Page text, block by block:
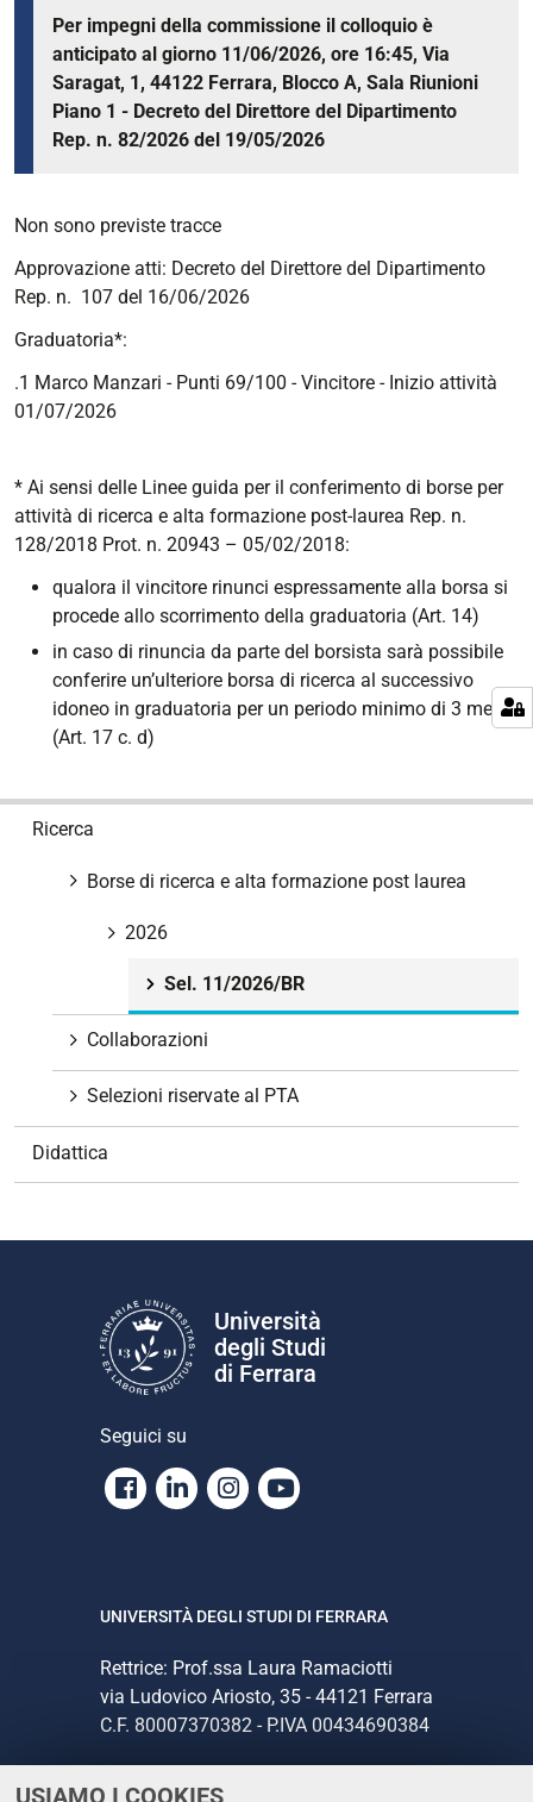
USIAMO I COOKIES
Per impegni della commissione il colloquio è
anticipato al giorno 11/06/2026, ore 16:45, Via
Saragat, 1, 44122 Ferrara, Blocco A, Sala Riunioni
Piano 1 - Decreto del Direttore del Dipartimento
Rep. n. 82/2026 del 19/05/2026
Non sono previste tracce
Approvazione atti: Decreto del Direttore del Dipartimento
Rep. n. 107 del 16/06/2026
Graduatoria*:
.1 Marco Manzari - Punti 69/100 - Vincitore - Inizio attività
01/07/2026
* Ai sensi delle Linee guida per il conferimento di borse per
attività di ricerca e alta formazione post-laurea Rep. n.
128/2018 Prot. n. 20943 – 05/02/2018:
qualora il vincitore rinunci espressamente alla borsa si
procede allo scorrimento della graduatoria (Art. 14)
in caso di rinuncia da parte del borsista sarà possibile
conferire un’ulteriore borsa di ricerca al successivo
idoneo in graduatoria per un periodo minimo di 3 mesi
(Art. 17 c. d)
Ricerca
Borse di ricerca e alta formazione post laurea
2026
Sel. 11/2026/BR
Collaborazioni
Selezioni riservate al PTA
Didattica
Università
degli Studi
di Ferrara
Seguici su
Facebook
LinkedinInstagram
Youtube
UNIVERSITÀ DEGLI STUDI DI FERRARA
Rettrice: Prof.ssa Laura Ramaciotti
via Ludovico Ariosto, 35 - 44121 Ferrara
C.F. 80007370382 - P.IVA 00434690384
CONTATTI